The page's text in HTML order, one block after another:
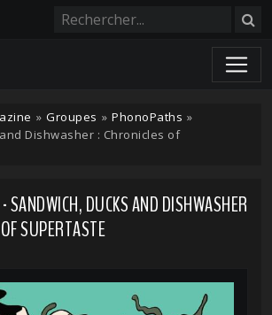
» Groupes » PhonoPaths »
Dishwasher : Chronicles of
SANDWICH, DUCKS AND DISHWASHER
SUPERTASTE
cookies